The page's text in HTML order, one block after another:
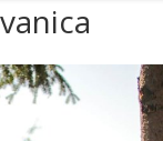
Martie Aprilie